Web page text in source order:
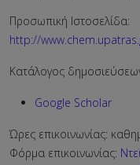
Προσωπική Ιστοσελίδα:
http://
Κατάλογος
Google Scholar
Ώρες επικοινωνίας:
Φόρμα επικοινωνίας: